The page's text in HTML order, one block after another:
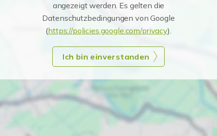
angezeigt werden. Es gelten die
Datenschutzbedingungen von Google
(https://policies.google.com/privacy).
Ich bin einverstanden